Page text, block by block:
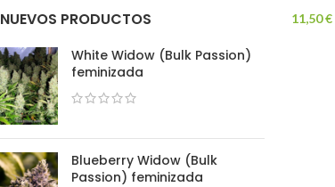
NUEVOS PRODUCTOS
White Widow (Bulk Passion)
feminizada
Blueberry Widow (Bulk
Passion) feminizada
11,50€